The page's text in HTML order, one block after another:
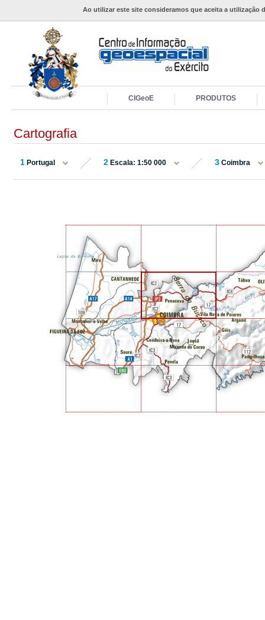
Ao utilizar este site consideramos que aceita a utilização
CIGeoE PRODUTOS
Cartografia
1 Portugal 2 Escala: 1:50 000 3 Coimbra